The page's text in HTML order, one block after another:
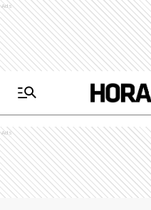
Ads
Ads